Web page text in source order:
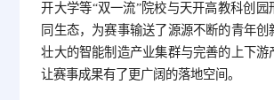
开大学等“双一流”院校与天开高教科创园
同生态，为赛事输送了源源不断的青年创
壮大的智能制造产业集群与完善的上下游
让赛事成果有了更广阔的落地空间。